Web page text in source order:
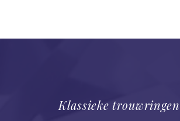
Klassieke trouwringen